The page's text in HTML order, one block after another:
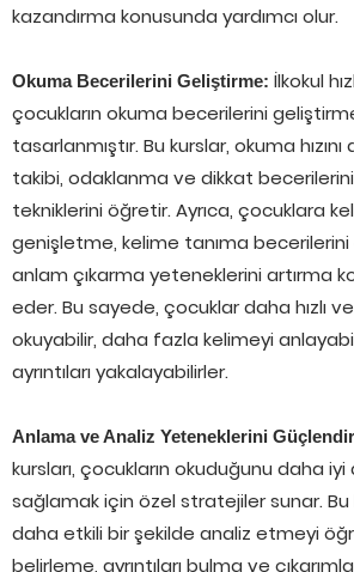
kazandırma konusunda yardımcı olur.
Okuma Becerilerini Geliştirme: İlkokul
çocukların okuma becerilerini
tasarlanmıştır. Bu kurslar, okuma
takibi, odaklanma ve dikkat
tekniklerini öğretir. Ayrıca, çocuklara
genişletme, kelime tanıma
anlam çıkarma yeteneklerini artırma
eder. Bu sayede, çocuklar daha hızlı
okuyabilir, daha fazla kelimeyi
ayrıntıları yakalayabilirler.
Anlama ve Analiz Yeteneklerini
kursları, çocukların okuduğunu daha iyi
sağlamak için özel stratejiler sunar. Bu
daha etkili bir şekilde analiz etmeyi
belirleme, ayrıntıları bulma ve